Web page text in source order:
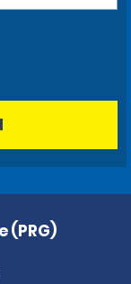
(PRG)